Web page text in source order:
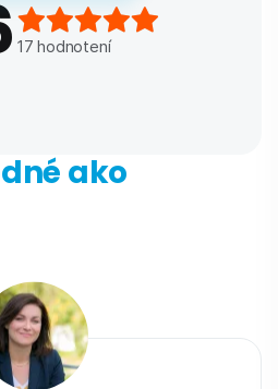
17 hodnotení
ako